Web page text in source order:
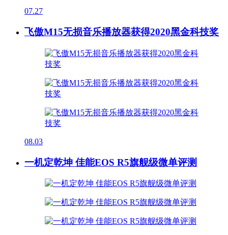
07.27
飞傲M15无损音乐播放器获得2020黑金科技奖
08.03
一机定乾坤 佳能EOS R5旗舰级微单评测